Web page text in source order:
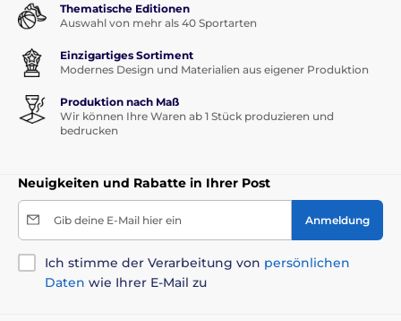
Thematische Editionen
Auswahl von mehr als 40 Sportarten
Einzigartiges Sortiment
Modernes Design und Materialien aus eigener Produktion
Produktion nach Maß
Wir können Ihre Waren ab 1 Stück produzieren und
bedrucken
Neuigkeiten und Rabatte in Ihrer Post
Gib deine E-Mail hier ein Anmeldung
Ich stimme der Verarbeitung von persönlichen
Daten wie Ihrer E-Mail zu